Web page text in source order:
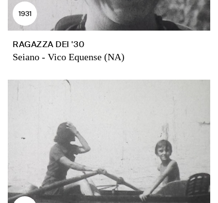
1931
RAGAZZA DEI '30
Seiano - Vico Equense (NA)